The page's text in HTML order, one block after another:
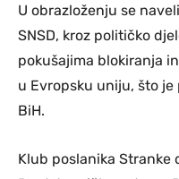
U obrazloženju se
SNSD, kroz političko
pokušajima blokiranja
u Evropsku uniju, što
BiH.
Klub poslanika Stranke